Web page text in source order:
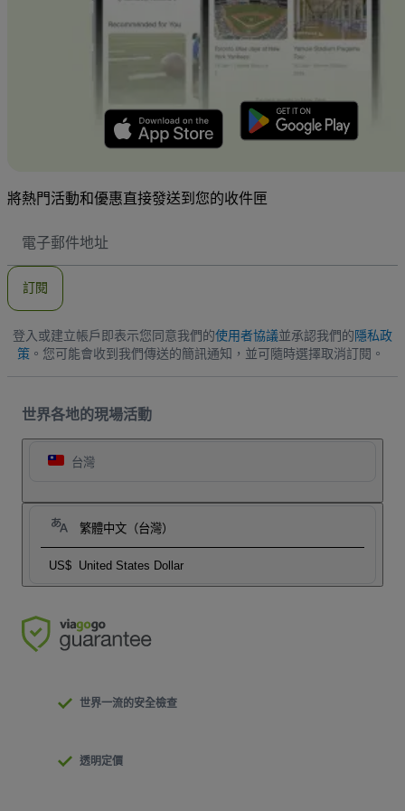
將熱門活動和優惠直接發送到您的收件匣
子
地
訂閱
登入或建立帳戶即表示您同意我們的使用者協議並承認我們的 隱私政
策 。您可能會收到我們傳送的簡訊通知，並可隨時選擇取消訂閱。
世界各地的現場活動
台灣
繁體中文（台灣）
US$ United States Dollar
世界一流的安全檢查
透明定價